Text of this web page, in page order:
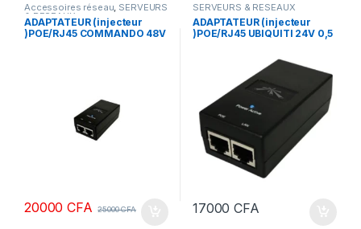
Accessoires réseau, SERVEURS
& RESEAUX
ADAPTATEUR (injecteur
)POE/RJ45 COMMANDO 48V
20000CFA 25000CFA
SERVEURS & RESEAUX
ADAPTATEUR (injecteur
)POE/RJ45 UBIQUITI 24V 0,5
17000CFA